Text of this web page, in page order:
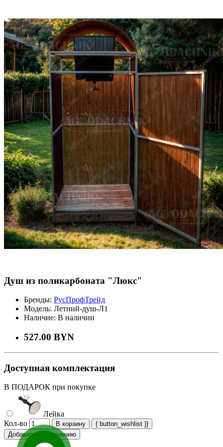
Душ из поликарбоната "Люкс"
Бренды: РусПрофТрейд
Модель: Летний-душ-Л1
Наличие: В наличии
527.00 BYN
Доступная комплектация
В ПОДАРОК при покупке
Лейка
Кол-во
В корзину
{ button_wishlist }}
Добавить к сравнению